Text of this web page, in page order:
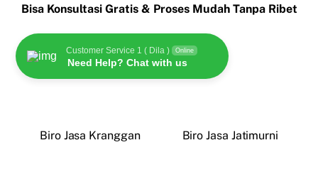
Bisa Konsultasi Gratis & Proses Mudah Tanpa Ribet
Customer Service 1 ( Dila ) Online
Need Help? Chat with us
Biro Jasa Kranggan Biro Jasa Jatimurni